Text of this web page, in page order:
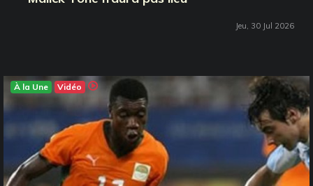
Jeu, 30 Jul 2026
À la Une Vidéo